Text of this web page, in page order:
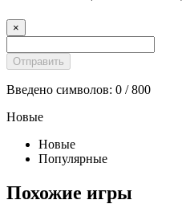
×
Введено символов: 0 / 800
Новые
Новые
Популярные
Похожие игры